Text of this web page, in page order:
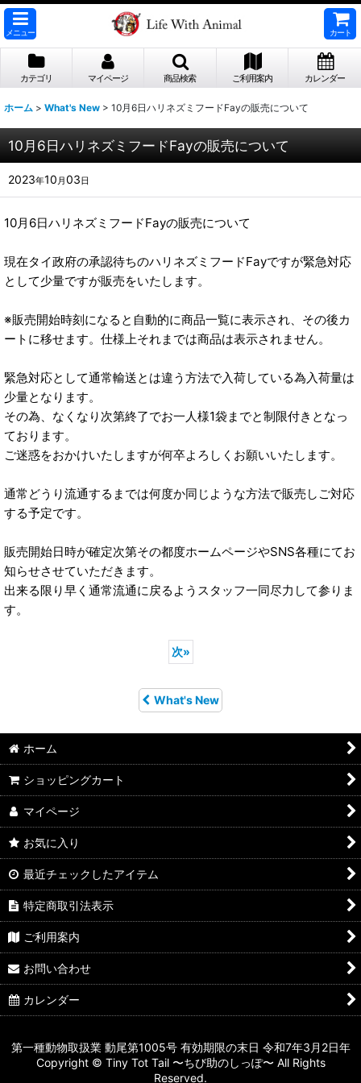
メニュー カート
カテゴリ マイページ 商品検索 ご利用案内 カレンダー
ホーム > What's New > 10月6日ハリネズミフードFayの販売について
10月6日ハリネズミフードFayの販売について
2023年10 月03日
10月6日ハリネズミフードFayの販売について
現在タイ政府の承認待ちのハリネズミフードFayですが緊急対応
として少量ですが販売をいたします。
※販売開始時刻になると自動的に商品一覧に表示され、その後カ
ートに移せます。仕様上それまでは商品は表示されません。
緊急対応として通常輸送とは違う方法で入荷している為入荷量は
少量となります。
その為、なくなり次第終了でお一人様1袋までと制限付きとなっ
ております。
ご迷惑をおかけいたしますが何卒よろしくお願いいたします。
通常どうり流通するまでは何度か同じような方法で販売しご対応
する予定です。
販売開始日時が確定次第その都度ホームページやSNS各種にてお
知らせさせていただきます。
出来る限り早く通常流通に戻るようスタッフ一同尽力して参りま
す。
次»
What's New
ホーム
ショッピングカート
マイページ
お気に入り
最近チェックしたアイテム
特定商取引法表示
ご利用案内
お問い合わせ
カレンダー
第一種動物取扱業 動尾第1005号 有効期限の末日 令和7年3月2日年
Copyright © Tiny Tot Tail 〜ちび助のしっぽ〜 All Rights
Reserved.